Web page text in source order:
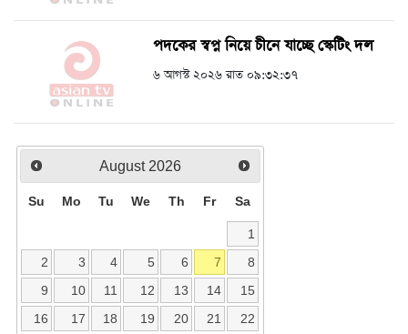
পদকের স্বপ্ন নিয়ে চীনে যাচ্ছে স্কেটিং দল
৬ আগস্ট ২০২৬ রাত ০৯:৩২:৩৭
August 2026
Su Mo Tu We Th Fr Sa
1
2
3 4 5 6 7
8
9
10 11 12 13 14
15
16
17 18 19 20 21
22